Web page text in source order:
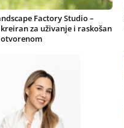
Factory Studio –
za uživanje i raskošan